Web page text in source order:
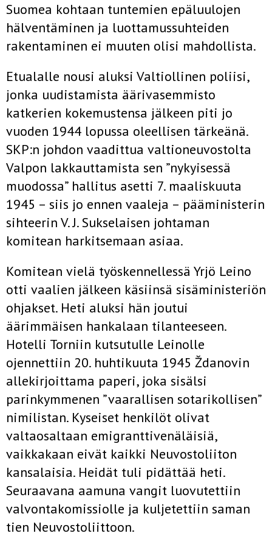
Suomea kohtaan tuntemien epäluulojen
hälventäminen ja luottamussuhteiden
rakentaminen ei muuten olisi mahdollista.
Etualalle nousi aluksi Valtiollinen poliisi,
jonka uudistamista äärivasemmisto
katkerien kokemustensa jälkeen piti jo
vuoden 1944 lopussa oleellisen tärkeänä.
SKP:n johdon vaadittua valtioneuvostolta
Valpon lakkauttamista sen ”nykyisessä
muodossa” hallitus asetti 7. maaliskuuta
1945 – siis jo ennen vaaleja – pääministerin
sihteerin V. J. Sukselaisen johtaman
komitean harkitsemaan asiaa.
Komitean vielä työskennellessä Yrjö Leino
otti vaalien jälkeen käsiinsä sisäministeriön
ohjakset. Heti aluksi hän joutui
äärimmäisen hankalaan tilanteeseen.
Hotelli Torniin kutsutulle Leinolle
ojennettiin 20. huhtikuuta 1945 Ždanovin
allekirjoittama paperi, joka sisälsi
parinkymmenen ”vaarallisen sotarikollisen”
nimilistan. Kyseiset henkilöt olivat
valtaosaltaan emigranttivenäläisiä,
vaikkakaan eivät kaikki Neuvostoliiton
kansalaisia. Heidät tuli pidättää heti.
Seuraavana aamuna vangit luovutettiin
valvontakomissiolle ja kuljetettiin saman
tien Neuvostoliittoon.